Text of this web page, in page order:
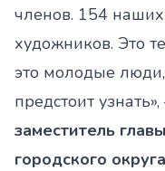
членов. 154
художников. Это
это молодые
предстоит
заместитель
городского